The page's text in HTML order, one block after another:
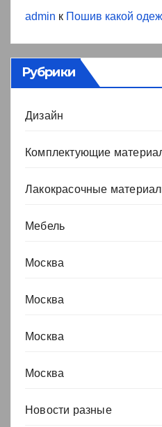
admin к Пошив какой
Рубрики
Дизайн
Комплектующие
Лакокрасочные
Мебель
Москва
Москва
Москва
Москва
Новости разные